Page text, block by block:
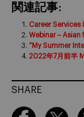
関連記事:
Career Services
Webinar – Asian
“My Summer
2022年7月前半
SHARE